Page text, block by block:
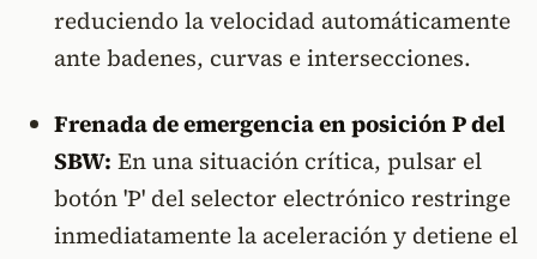
reduciendo la velocidad automáticamente
ante badenes, curvas e intersecciones.
Frenada de emergencia en posición P del
SBW: En una situación crítica, pulsar el
botón 'P' del selector electrónico restringe
inmediatamente la aceleración y detiene el